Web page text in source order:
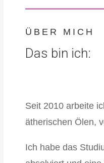
ÜBER MICH
Das bin ich:
Seit 2010 arbeite
ätherischen Ölen,
Ich habe das